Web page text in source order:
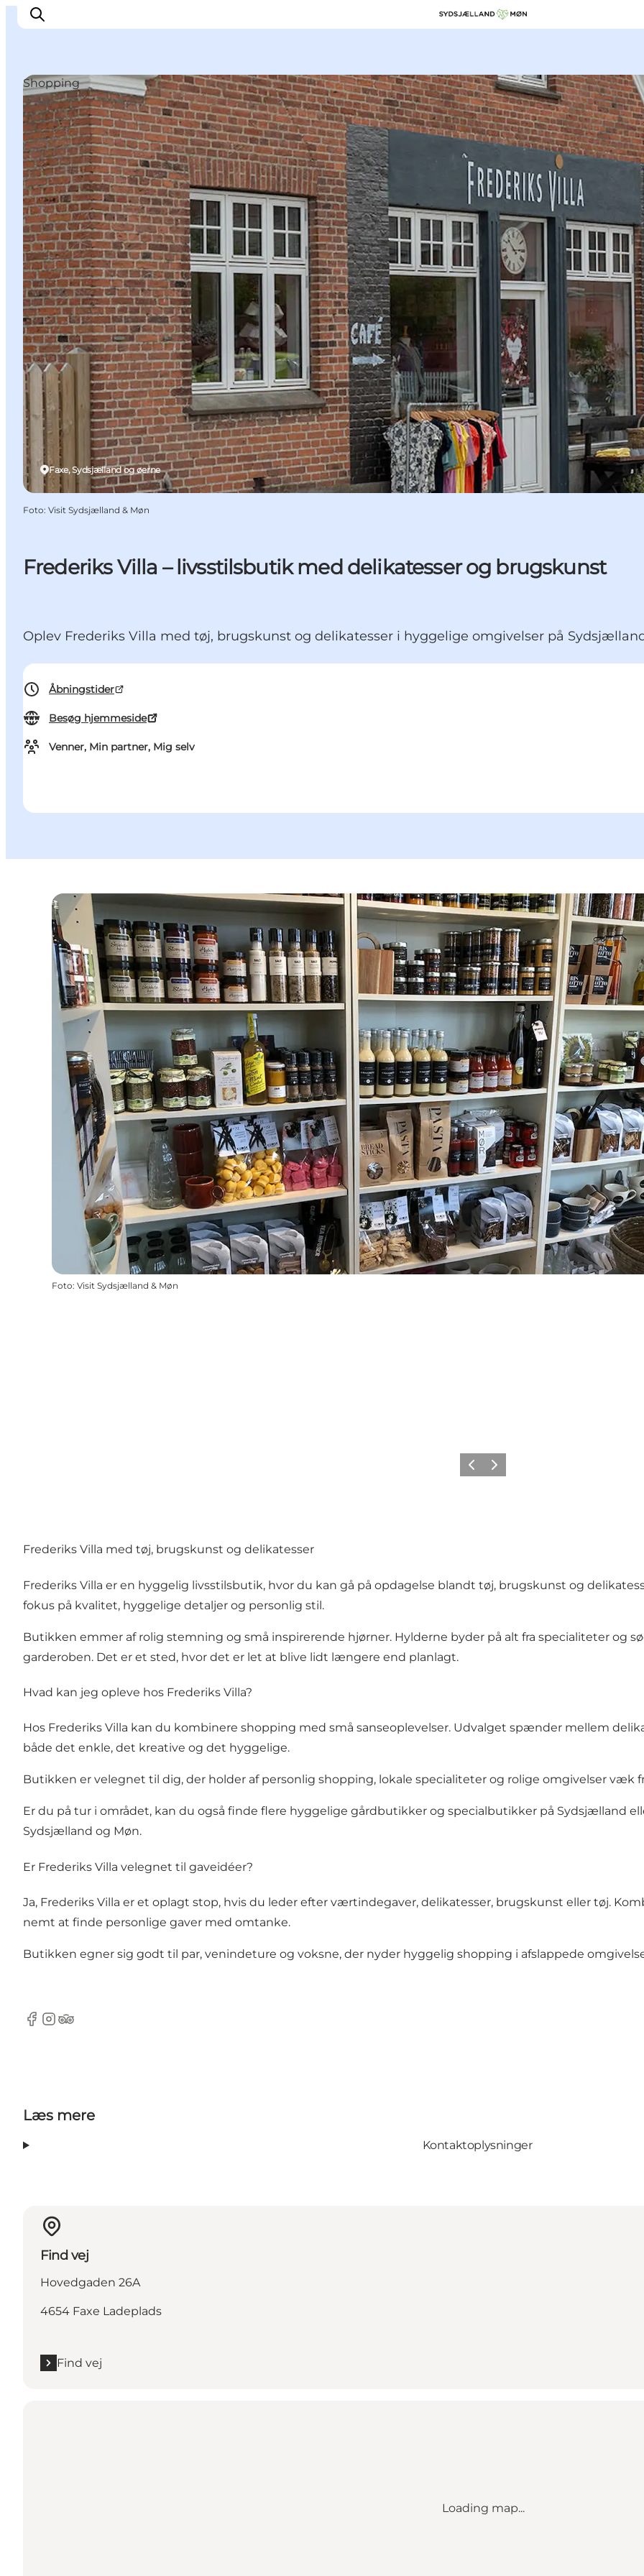
Oplev
Byer og steder
Events
Spis
Overnat
Planlæg din tur
Frederiks Villa – livsstilsbutik med delikatesser og brugskunst
Oplev Frederiks Villa med tøj, brugskunst og delikatesser i hyggelige omgivelser på
Åbningstider
Besøg hjemmeside
Venner, Min partner, Mig selv
Faxe, Sydsjælland og øerne
Shopping
Foto: Visit Sydsjælland & Møn
Foto: Visit Sydsjælland & Møn
ForrigeNæste
Frederiks Villa med tøj, brugskunst og delikatesser
Frederiks Villa er en hyggelig livsstilsbutik, hvor du kan gå på opdagelse blandt tøj, brugskunst og
fokus på kvalitet, hyggelige detaljer og personlig stil.
Butikken emmer af rolig stemning og små inspirerende hjørner. Hylderne byder på alt fra specialiteter og
garderoben. Det er et sted, hvor det er let at blive lidt længere end planlagt.
Hvad kan jeg opleve hos Frederiks Villa?
Hos Frederiks Villa kan du kombinere shopping med små sanseoplevelser. Udvalget spænder mellem
både det enkle, det kreative og det hyggelige.
Butikken er velegnet til dig, der holder af personlig shopping, lokale specialiteter og rolige omgivelser væk
Er du på tur i området, kan du også finde flere hyggelige gårdbutikker og specialbutikker på Sydsjælland
Sydsjælland og Møn.
Er Frederiks Villa velegnet til gaveidéer?
Ja, Frederiks Villa er et oplagt stop, hvis du leder efter værtindegaver, delikatesser, brugskunst eller tøj.
nemt at finde personlige gaver med omtanke.
Butikken egner sig godt til par, venindeture og voksne, der nyder hyggelig shopping i afslappede
Facebook
Instagram
TripAdvisor
Læs mere
Kontaktoplysninger
Find vej
Hovedgaden 26A
4654 Faxe Ladeplads
Find vej
Loading map...